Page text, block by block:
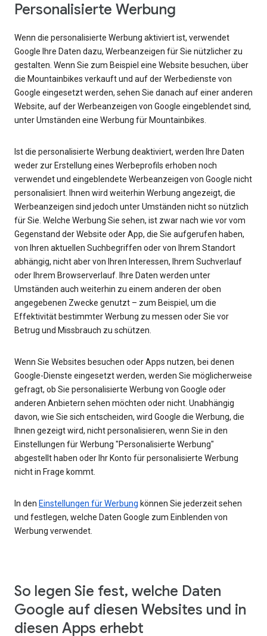
Personalisierte Werbung
Wenn die personalisierte Werbung aktiviert ist, verwendet
Google Ihre Daten dazu, Werbeanzeigen für Sie nützlicher zu
gestalten. Wenn Sie zum Beispiel eine Website besuchen, über
die Mountainbikes verkauft und auf der Werbedienste von
Google eingesetzt werden, sehen Sie danach auf einer anderen
Website, auf der Werbeanzeigen von Google eingeblendet sind,
unter Umständen eine Werbung für Mountainbikes.
Ist die personalisierte Werbung deaktiviert, werden Ihre Daten
weder zur Erstellung eines Werbeprofils erhoben noch
verwendet und eingeblendete Werbeanzeigen von Google nicht
personalisiert. Ihnen wird weiterhin Werbung angezeigt, die
Werbeanzeigen sind jedoch unter Umständen nicht so nützlich
für Sie. Welche Werbung Sie sehen, ist zwar nach wie vor vom
Gegenstand der Website oder App, die Sie aufgerufen haben,
von Ihren aktuellen Suchbegriffen oder von Ihrem Standort
abhängig, nicht aber von Ihren Interessen, Ihrem Suchverlauf
oder Ihrem Browserverlauf. Ihre Daten werden unter
Umständen auch weiterhin zu einem anderen der oben
angegebenen Zwecke genutzt – zum Beispiel, um die
Effektivität bestimmter Werbung zu messen oder Sie vor
Betrug und Missbrauch zu schützen.
Wenn Sie Websites besuchen oder Apps nutzen, bei denen
Google-Dienste eingesetzt werden, werden Sie möglicherweise
gefragt, ob Sie personalisierte Werbung von Google oder
anderen Anbietern sehen möchten oder nicht. Unabhängig
davon, wie Sie sich entscheiden, wird Google die Werbung, die
Ihnen gezeigt wird, nicht personalisieren, wenn Sie in den
Einstellungen für Werbung "Personalisierte Werbung"
abgestellt haben oder Ihr Konto für personalisierte Werbung
nicht in Frage kommt.
In den Einstellungen für Werbung können Sie jederzeit sehen
und festlegen, welche Daten Google zum Einblenden von
Werbung verwendet.
So legen Sie fest, welche Daten
Google auf diesen Websites und in
diesen Apps erhebt